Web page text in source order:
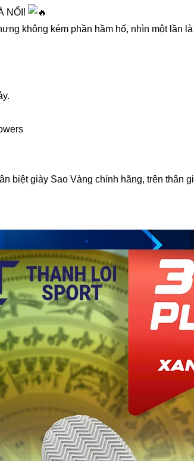
NỔI!
không kém phần hầm hố, nhìn một lần
biệt giày Sao Vàng chính hãng, trên thân